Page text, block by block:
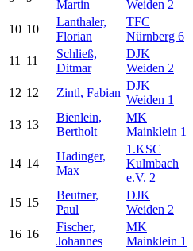
Martin
Weiden 2
10 10
Lanthaler,
Florian
TFC
Nürnberg 6
11 11
Schließ,
Ditmar
DJK
Weiden 2
12 12 Zintl, Fabian
DJK
Weiden 1
13 13
Bienlein,
Bertholt
MK
Mainklein 1
14 14
Hadinger,
Max
1.KSC
Kulmbach
e.V. 2
15 15
Beutner,
Paul
DJK
Weiden 2
16 16
Fischer,
Johannes
MK
Mainklein 1